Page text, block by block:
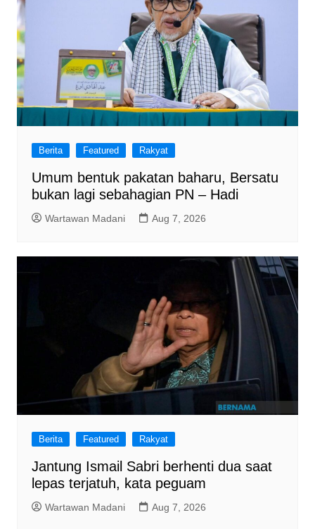
Berita Featured Rakyat
Umum bentuk pakatan baharu, Bersatu
bukan lagi sebahagian PN – Hadi
Wartawan Madani Aug 7, 2026
Berita Featured Rakyat
Jantung Ismail Sabri berhenti dua saat
lepas terjatuh, kata peguam
Wartawan Madani Aug 7, 2026